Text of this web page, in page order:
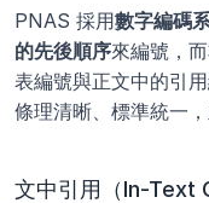
PNAS 採用數字編碼
的先後順序來編號，
表編號與正文中的引
條理清晰、標準統一
文中引用（In-Text